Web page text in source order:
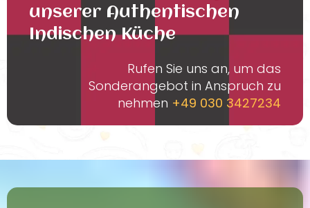
unserer Authentischen
Indischen Küche
Rufen Sie uns an, um das
Sonderangebot in Anspruch zu
nehmen +49 030 3427234